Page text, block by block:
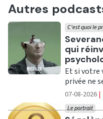
Autres
Ecouter
qui
C'est quoi le
Et si votre
privée ne
07-08-2026 |
Le portrait